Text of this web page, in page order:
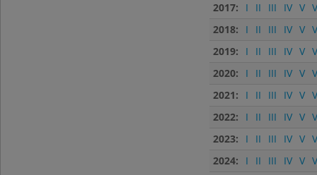
2017:
I II III IV V
2018:
I II III IV V
2019:
I II III IV V
2020:
I II III IV V
2021:
I II III IV V
2022:
I II III IV V
2023:
I II III IV V
2024:
I II III IV V